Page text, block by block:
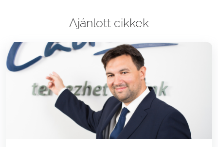
Ajánlott cikkek